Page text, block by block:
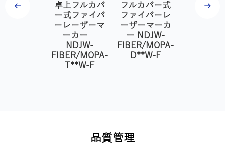
式ファイ
卓上フルカバ
ー式ファイバ
ーレーザーマ
ーカー
NDJW-
FIBER/MOPA-
T**W-F
フルカバー式
ファイバーレ
ーザーマーカ
ー NDJW-
FIBER/MOPA-
D**W-F
デスク式
品質管理